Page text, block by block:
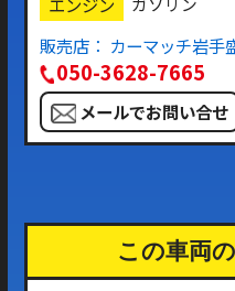
販売店： カーマッチ岩手
050-3628-7665
メールでお問い合せ
この車両